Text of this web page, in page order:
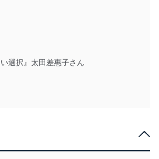
選択』太田差惠子さん